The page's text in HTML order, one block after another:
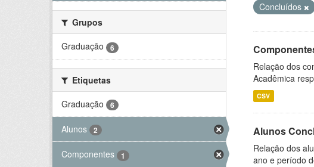
Grupos
Graduação
6
Etiquetas
Graduação
6
Alunos 2
Componentes 1
Concluídos
Relação dos
Acadêmica
CSV
Alunos
Relação dos
ano e período